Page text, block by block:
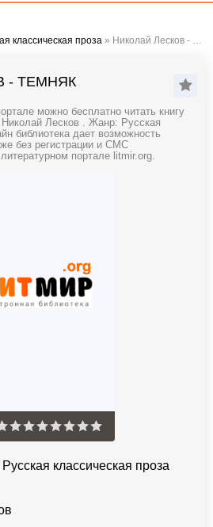
классическая проза » Николай Лесков - Темняк
- ТЕМНЯК
можно бесплатно читать книгу
Лесков . Жанр: Русская
библиотека дает возможность
без регистрации и СМС
портале litmir.org.
Русская классическая проза